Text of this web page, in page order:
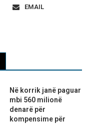
EMAIL
Në korrik janë paguar
mbi 560 milionë
denarë për
kompensime për